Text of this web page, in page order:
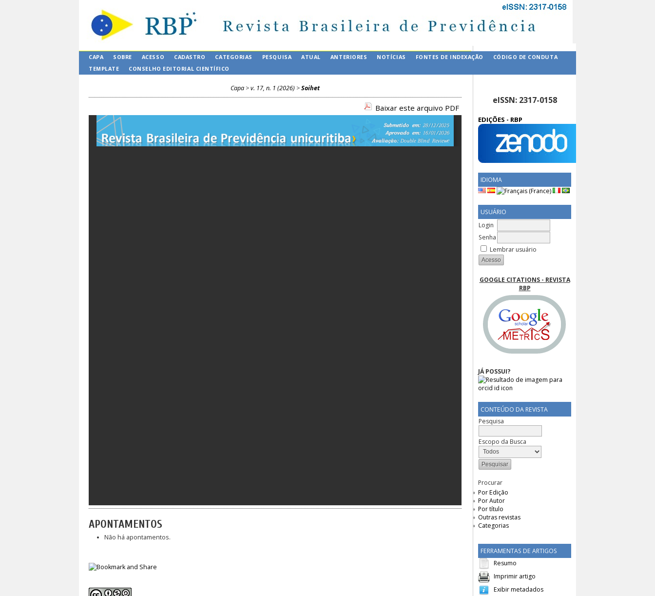
eISSN: 2317-0158
EDIÇÕES - RBP
IDIOMA
USUÁRIO
Login
Senha
Lembrar usuário
GOOGLE CITATIONS - REVISTA
RBP
JÁ POSSUI?
CONTEÚDO DA REVISTA
Pesquisa
Escopo da Busca
Procurar
Por Edição
Por Autor
Por título
Outras revistas
Categorias
FERRAMENTAS DE ARTIGOS
Resumo
Imprimir artigo
Exibir metadados
CAPA SOBRE ACESSO CADASTRO CATEGORIAS PESQUISA ATUAL ANTERIORES NOTÍCIAS FONTES DE INDEXAÇÃO
CÓDIGO DE CONDUTA
TEMPLATE
CONSELHO EDITORIAL CIENTÍFICO
Capa >v. 17, n. 1 (2026) >Soihet
Baixar este arquivo PDF
APONTAMENTOS
Não há apontamentos.